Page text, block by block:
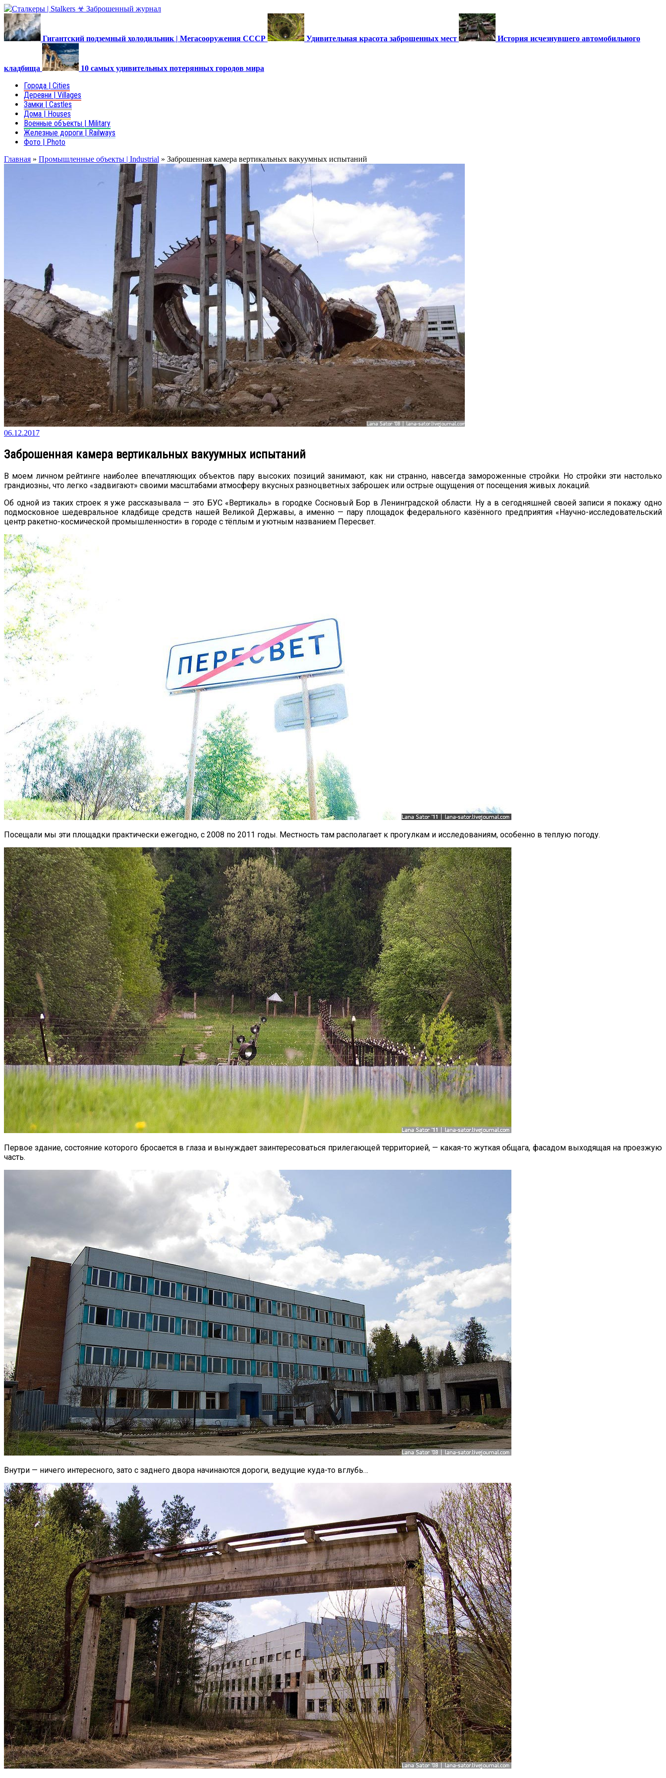
Гигантский подземный холодильник | Мегасооружения СССР Удивительная красота заброшенных мест История исчезнувшего автомобильного
кладбища 10 самых удивительных потерянных городов мира
Города | Cities
Деревни | Villages
Замки | Castles
Дома | Houses
Военные объекты | Military
Железные дороги | Railways
Фото | Photo
Главная » Промышленные объекты | Industrial » Заброшенная камера вертикальных вакуумных испытаний
06.12.2017
Заброшенная камера вертикальных вакуумных испытаний
В моем личном рейтинге наиболее впечатляющих объектов пару высоких позиций занимают, как ни странно, навсегда замороженные стройки. Но стройки эти настолько
грандиозны, что легко «задвигают» своими масштабами атмосферу вкусных разноцветных заброшек или острые ощущения от посещения живых локаций.
Об одной из таких строек я уже рассказывала — это БУС «Вертикаль» в городке Сосновый Бор в Ленинградской области. Ну а в сегодняшней своей записи я покажу одно
подмосковное шедевральное кладбище средств нашей Великой Державы, а именно — пару площадок федерального казённого предприятия «Научно-исследовательский
центр ракетно-космической промышленности» в городе с тёплым и уютным названием Пересвет.
Посещали мы эти площадки практически ежегодно, с 2008 по 2011 годы. Местность там располагает к прогулкам и исследованиям, особенно в теплую погоду.
Первое здание, состояние которого бросается в глаза и вынуждает заинтересоваться прилегающей территорией, — какая-то жуткая общага, фасадом выходящая на проезжую
часть.
Внутри — ничего интересного, зато с заднего двора начинаются дороги, ведущие куда-то вглубь…